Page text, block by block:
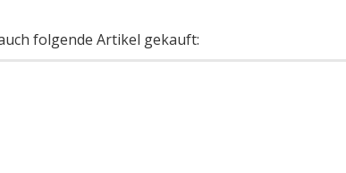
folgende Artikel gekauft: